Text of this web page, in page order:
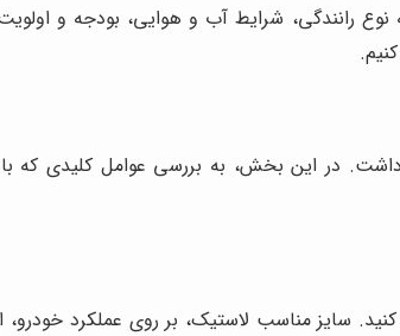
نوع رانندگی، شرایط آب و هوایی، بودجه و
در این بخش، به بررسی عوامل کلیدی که
سایز مناسب لاستیک، بر روی عملکرد